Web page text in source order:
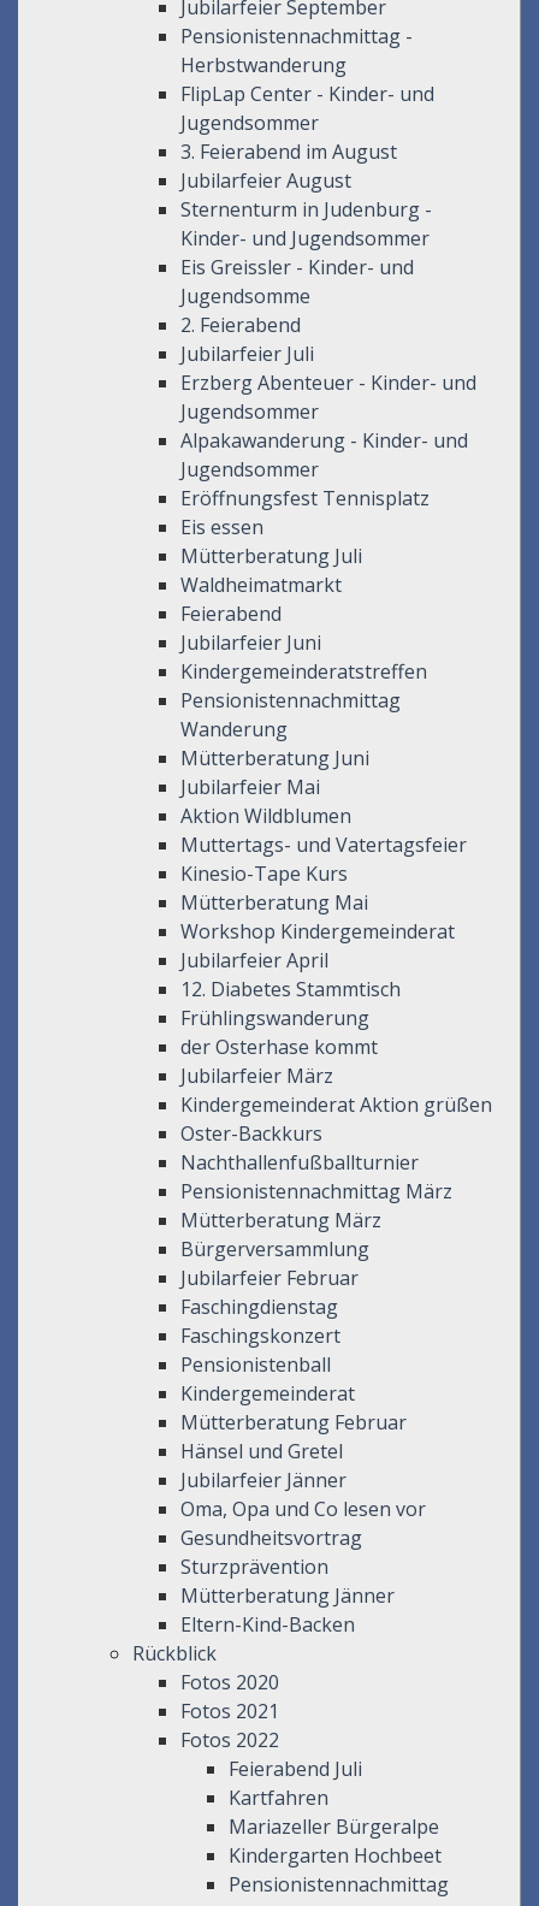
Jubilarfeier September
Pensionistennachmittag -
Herbstwanderung
FlipLap Center - Kinder- und
Jugendsommer
3. Feierabend im August
Jubilarfeier August
Sternenturm in Judenburg -
Kinder- und Jugendsommer
Eis Greissler - Kinder- und
Jugendsomme
2. Feierabend
Jubilarfeier Juli
Erzberg Abenteuer - Kinder- und
Jugendsommer
Alpakawanderung - Kinder- und
Jugendsommer
Eröffnungsfest Tennisplatz
Eis essen
Mütterberatung Juli
Waldheimatmarkt
Feierabend
Jubilarfeier Juni
Kindergemeinderatstreffen
Pensionistennachmittag
Wanderung
Mütterberatung Juni
Jubilarfeier Mai
Aktion Wildblumen
Muttertags- und Vatertagsfeier
Kinesio-Tape Kurs
Mütterberatung Mai
Workshop Kindergemeinderat
Jubilarfeier April
12. Diabetes Stammtisch
Frühlingswanderung
der Osterhase kommt
Jubilarfeier März
Kindergemeinderat Aktion grüßen
Oster-Backkurs
Nachthallenfußballturnier
Pensionistennachmittag März
Mütterberatung März
Bürgerversammlung
Jubilarfeier Februar
Faschingdienstag
Faschingskonzert
Pensionistenball
Kindergemeinderat
Mütterberatung Februar
Hänsel und Gretel
Jubilarfeier Jänner
Oma, Opa und Co lesen vor
Gesundheitsvortrag
Sturzprävention
Mütterberatung Jänner
Eltern-Kind-Backen
Rückblick
Fotos 2020
Fotos 2021
Fotos 2022
Feierabend Juli
Kartfahren
Mariazeller Bürgeralpe
Kindergarten Hochbeet
Pensionistennachmittag